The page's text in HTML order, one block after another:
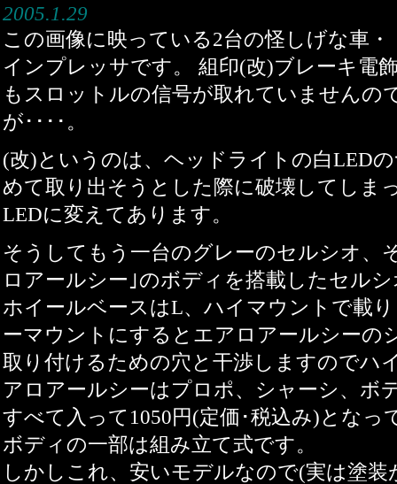
2005.1.29
この画像に映っている2台の怪しげな車
インプレッサです。 組印(改)ブレーキ電
もスロットルの信号が取れていませんの
が････。
(改)というのは、ヘッドライトの白LED
めて取り出そうとした際に破壊してしま
LEDに変えてあります。
そうしてもう一台のグレーのセルシオ、
ロアールシー｣のボディを搭載したセル
ホイールベースはL、ハイマウントで載
ーマウントにするとエアロアールシーの
取り付けるための穴と干渉しますのでハ
アロアールシーはプロポ、シャーシ、ボ
すべて入って1050円(定価･税込み)とな
ボディの一部は組み立て式です。
しかしこれ、安いモデルなので(実は塗